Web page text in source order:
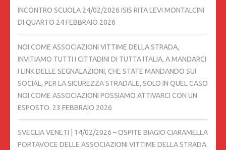
INCONTRO SCUOLA 24/02/2026 ISIS RITA LEVI MONTALCINI
DI QUARTO 24 FEBBRAIO 2026
NOI COME ASSOCIAZIONI VITTIME DELLA STRADA,
INVITIAMO TUTTI I CITTADINI DI TUTTA ITALIA, A MANDARCI
I LINK DELLE SEGNALAZIONI, CHE STATE MANDANDO SUI
SOCIAL, PER LA SICUREZZA STRADALE, SOLO IN QUEL CASO
NOI COME ASSOCIAZIONI POSSIAMO ATTIVARCI CON UN
ESPOSTO. 23 FEBBRAIO 2026
SVEGLIA VENETI | 14/02/2026 – OSPITE BIAGIO CIARAMELLA
PORTAVOCE DELLE ASSOCIAZIONI VITTIME DELLA STRADA.